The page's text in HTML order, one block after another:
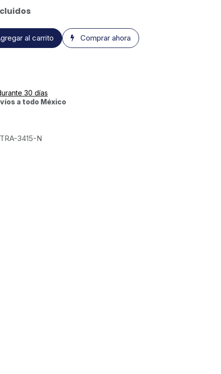
al carrito Comprar ahora
30 días
a todo México
3415-N